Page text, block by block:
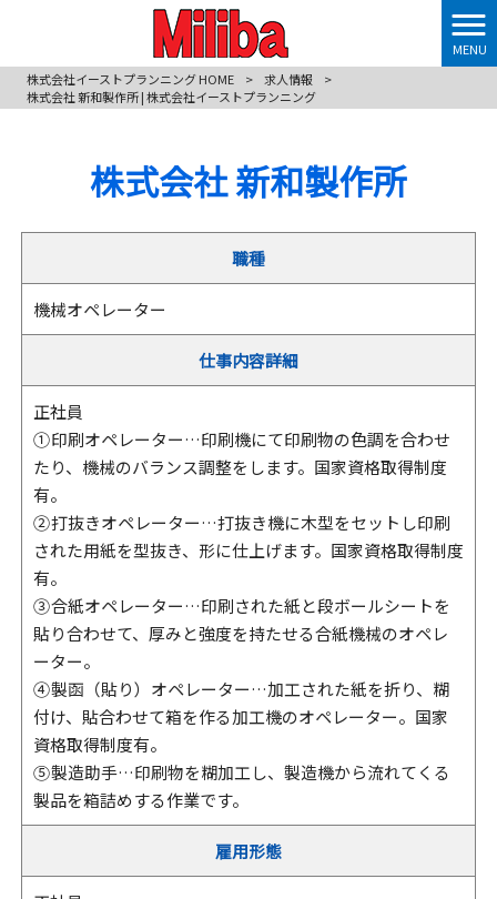
MENU
株式会社イーストプランニング HOME
> 求人情報
>
株式会社 新和製作所 | 株式会社イーストプランニング
株式会社 新和製作所
職種
機械オペレーター
仕事内容詳細
正社員
① 印刷オペレーター…印刷機にて印刷物の色調を合わせ
たり、機械のバランス調整をします。国家資格取得制度
有。
② 打抜きオペレーター…打抜き機に木型をセットし印刷
された用紙を型抜き、形に仕上げます。国家資格取得制度
有。
③ 合紙オペレーター…印刷された紙と段ボールシートを
貼り合わせて、厚みと強度を持たせる合紙機械のオペレ
ーター。
④ 製函（貼り）オペレーター…加工された紙を折り、糊
付け、貼合わせて箱を作る加工機のオペレーター。国家
資格取得制度有。
⑤ 製造助手…印刷物を糊加工し、製造機から流れてくる
製品を箱詰めする作業です。
雇用形態